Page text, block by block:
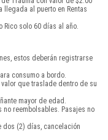
al puerto en Rentas
Rico solo 60 días al año.
estos deberán registrarse
consumo a bordo.
que traslade dentro de su
mayor de edad.
no reembolsables. Pasajes no
dos (2) días, cancelación